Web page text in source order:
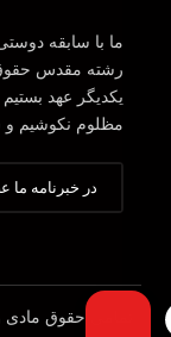
ما با سابقه
رشته مقدس حقوق
یکدیگر عهد
مظلوم نکوشیم و
تمامی حقوق